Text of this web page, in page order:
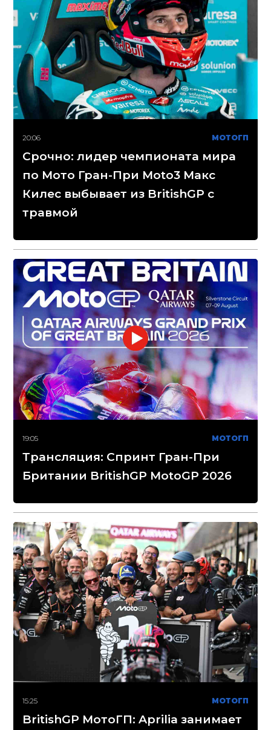
20:06 МОТОГП
Срочно: лидер чемпионата мира
по Мото Гран-При Moto3 Макс
Килес выбывает из BritishGP с
травмой
19:05 МОТОГП
Трансляция: Спринт Гран-При
Британии BritishGP MotoGP 2026
15:25 МОТОГП
BritishGP МотоГП: Aprilia занимает